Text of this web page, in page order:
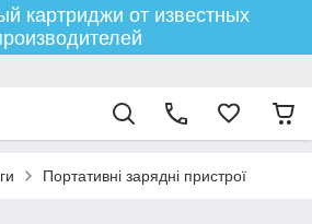
картриджи от известных
Портативні зарядні пристрої